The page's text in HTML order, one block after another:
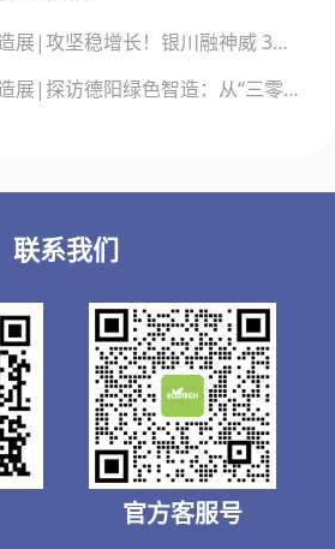
上一篇: 上海绿色制造展|攻坚稳增长！银川融神威 3D 打印传感器破解工业计量 “卡脖子” 困局
下一篇: 上海绿色制造展|探访德阳绿色智造：从“三零”焊接到氢能创新
联系我们
官方客服号